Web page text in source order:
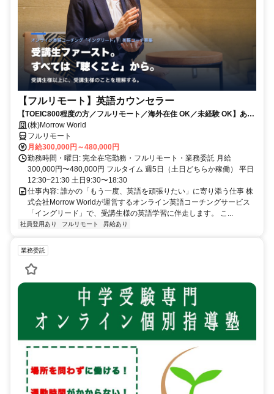
【フルリモート】英語カウンセラー
【TOEIC800程度の方／フルリモート／海外在住 OK／未経験 OK】あな
たが英語学習で経験した失敗も成功も。すべてが、受講生の人生を変え
るお仕事です。
(株)Morrow World
フルリモート
月給300,000円～480,000円
勤務時間・曜日: 完全在宅勤務・フルリモート・業務委託 月給
300,000円〜480,000円 フルタイム 週5日（土日どちらか稼働） 平日
12:30~21:30 土日9:30〜18:30
仕事内容: 誰かの「もう一度、英語を頑張りたい」に寄り添う仕事 株
式会社Morrow Worldが運営するオンライン英語コーチングサービス
「イングリード」で、受講生様の英語学習に伴走します。 こ...
社員登用あり フルリモート 昇給あり
業務委託